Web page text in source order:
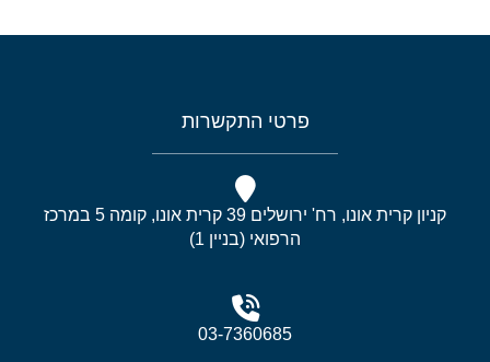
פרטי התקשרות
קניון קרית אונו, רח' ירושלים 39 קרית אונו, קומה 5 במרכז
הרפואי (בניין 1)
03-7360685